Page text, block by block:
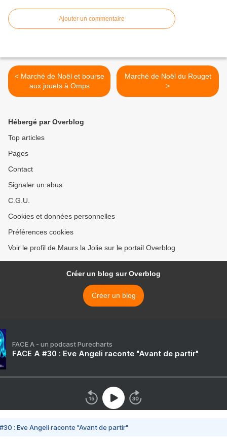
Ajouter un commentaire
< Marché de Noël et bourse
aux jouets à Omps
Marché de Noël du Rouget
>
Hébergé par Overblog
Top articles
Pages
Contact
Signaler un abus
C.G.U.
Cookies et données personnelles
Préférences cookies
Voir le profil de Maurs la Jolie sur le portail Overblog
Créer un blog sur Overblog
Créer un blog
FACE A - un podcast Purecharts
FACE A #30 : Eve Angeli raconte "Avant de partir"
#30 : Eve Angeli raconte "Avant de partir"